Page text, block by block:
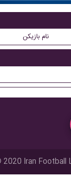
نام بازیکن
Iran Football